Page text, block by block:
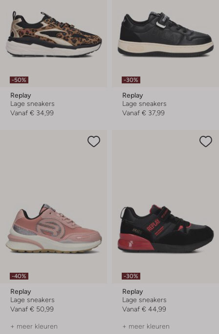
-50%
Replay
Lage sneakers
Vanaf € 34,99
-30%
Replay
Lage sneakers
Vanaf € 37,99
-40%
Replay
Lage sneakers
Vanaf € 50,99
+ meer kleuren
-30%
Replay
Lage sneakers
Vanaf € 44,99
+ meer kleuren